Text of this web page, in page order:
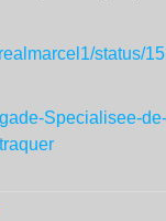
status/
Specialisee-